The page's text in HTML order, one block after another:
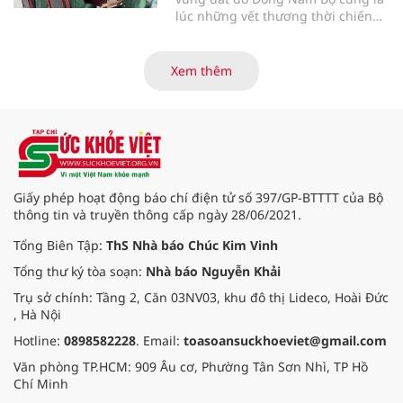
lúc những vết thương thời chiến
binh và người có công Long Đất
đem đến hơi ấm từ những phương
pháp Nam y thuần Việt, giúp xoa
dịu cơn đau và nâng cao sức khỏe
cho các cựu chiến binh trước sự
thay đổi đột ngột của thời tiết.
Xem thêm
Giấy phép hoạt động báo chí điện tử số 397/GP-BTTTT của Bộ
thông tin và truyền thông cấp ngày 28/06/2021.
Tổng Biên Tập: ThS Nhà báo Chúc Kim Vinh
Tổng thư ký tòa soạn: Nhà báo Nguyễn Khải
Trụ sở chính: Tầng 2, Căn 03NV03, khu đô thị Lideco, Hoài Đức
, Hà Nội
Hotline: 0898582228. Email: toasoansuckhoeviet@gmail.com
Văn phòng TP.HCM: 909 Âu cơ, Phường Tân Sơn Nhì, TP Hồ
Chí Minh